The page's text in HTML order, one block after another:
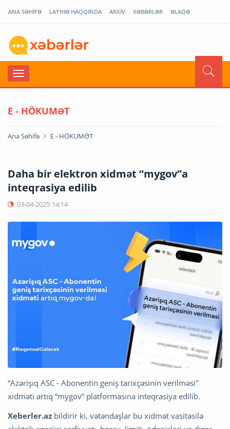
ANA SƏHİFƏ LAYİHƏ HAQQINDA ARXİV XƏBƏRLƏR ƏLAQƏ
E - HÖKUMƏT
Ana Səhifə E - HÖKUMƏT
Daha bir elektron xidmət “mygov”a
inteqrasiya edilib
03-04-2025 14:14
“Azərişıq ASC - Abonentin geniş tarixçəsinin verilməsi"
xidməti artıq “mygov” platformasına inteqrasiya edilib.
Xeberler.az bildirir ki, vətəndaşlar bu xidmət vasitəsilə